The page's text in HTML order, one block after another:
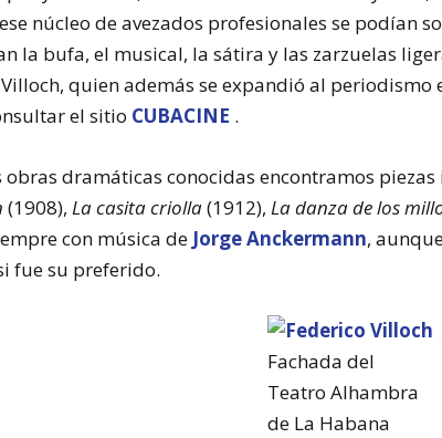
núcleo de avezados profesionales se podían
la bufa, el musical, la sátira y las zarzuelas
quien además se expandió al
el sitio CUBACINE .
obras dramáticas conocidas encontramos
(1908),La casita criolla(1912),La danza de los
con música de Jorge Anckermann,
fue su preferido.
Fachada del
Teatro Alhambra
de La Habana